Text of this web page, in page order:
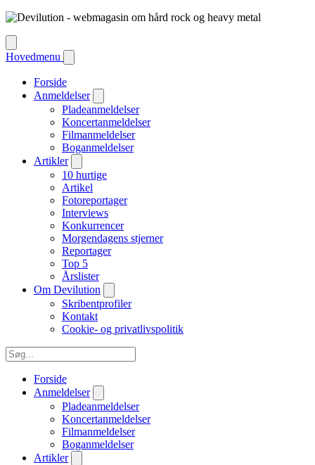
Hovedmenu
Forside
Anmeldelser
Pladeanmeldelser
Koncertanmeldelser
Filmanmeldelser
Boganmeldelser
Artikler
10 hurtige
Artikel
Fotoreportager
Interviews
Konkurrencer
Morgendagens stjerner
Reportager
Top 5
Årslister
Om Devilution
Skribentprofiler
Kontakt
Cookie- og privatlivspolitik
Forside
Anmeldelser
Pladeanmeldelser
Koncertanmeldelser
Filmanmeldelser
Boganmeldelser
Artikler